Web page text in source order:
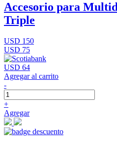
Accesorio para
Triple
USD 150
USD 75
USD 64
Agregar al carrito
-
+
Agregar